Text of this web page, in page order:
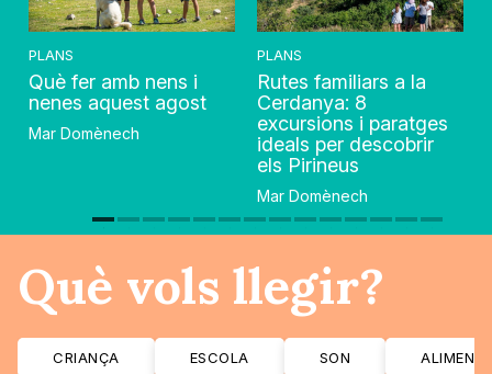
PLANS
Què fer amb nens i
nenes aquest agost
Mar Domènech
PLANS
Rutes familiars a la
Cerdanya: 8
excursions i paratges
ideals per descobrir
els Pirineus
Mar Domènech
Què vols llegir?
CRIANÇA ESCOLA SON